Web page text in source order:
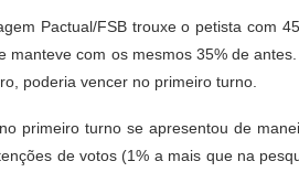
Pactual/FSB trouxe o petista com
manteve com os mesmos 35% de
poderia vencer no primeiro turno.
primeiro turno se apresentou de
de votos (1% a mais que na